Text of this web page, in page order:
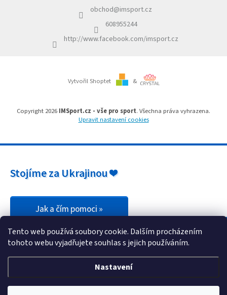
Tento web používá soubory cookie. Dalším procházením
tohoto webu vyjadřujete souhlas s jejich používáním.
Nastavení
r
v
y
obchod@imsport.cz
608955244
http://www.facebook.com/imsport.cz
Vytvořil Shoptet &
Copyright 2026 IMSport.cz - vše pro sport. Všechna práva vyhrazena.
Upravit nastavení cookies
Stojíme za Ukrajinou ❤️
Jak a čím pomoci »